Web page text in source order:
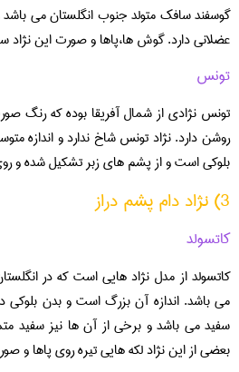
گوسفند سافک متولد جنوب انگلستان می باشد
عضلانی دارد. گوش ها،پاها و صورت این نژاد
تونس
تونس نژادی از شمال آفریقا بوده که رنگ
روشن دارد. نژاد تونس شاخ ندارد و اندازه
بلوکی است و از پشم های زبر تشکیل شده و
3) نژاد دام پشم دراز
کاتسولد
کاتسولد از مدل نژاد هایی است که در
می باشد. اندازه آن بزرگ است و بدن بلوکی
سفید می باشد و برخی از آن ها نیز سفید
بعضی از این نژاد لکه هایی تیره روی پاها و